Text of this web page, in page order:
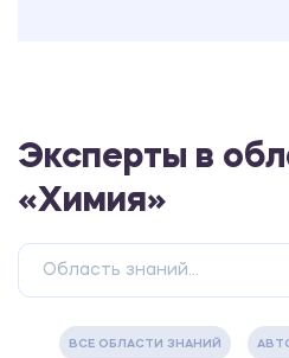
Эксперты в
«Химия»
ВСЕ ОБЛАСТИ ЗНАНИЙ